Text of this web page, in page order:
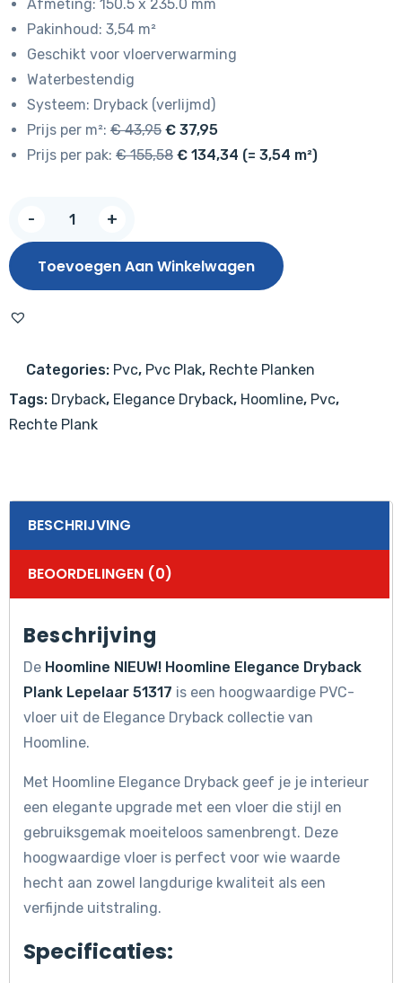
Afmeting: 150.5 x 235.0 mm
Pakinhoud: 3,54 m²
Geschikt voor vloerverwarming
Waterbestendig
Systeem: Dryback (verlijmd)
Prijs per m²: € 43,95 € 37,95
Prijs per pak: € 155,58 € 134,34 (= 3,54 m²)
-
Elegance
Dryback
Plank
+
Toevoegen Aan Winkelwagen
Categories: Pvc, Pvc Plak, Rechte Planken
Tags: Dryback, Elegance Dryback, Hoomline, Pvc,
Rechte Plank
BESCHRIJVING
BEOORDELINGEN (0)
Beschrijving
De Hoomline NIEUW! Hoomline Elegance Dryback
Plank Lepelaar 51317 is een hoogwaardige PVC-
vloer uit de Elegance Dryback collectie van
Hoomline.
Met Hoomline Elegance Dryback geef je je interieur
een elegante upgrade met een vloer die stijl en
gebruiksgemak moeiteloos samenbrengt. Deze
hoogwaardige vloer is perfect voor wie waarde
hecht aan zowel langdurige kwaliteit als een
verfijnde uitstraling.
Specificaties: